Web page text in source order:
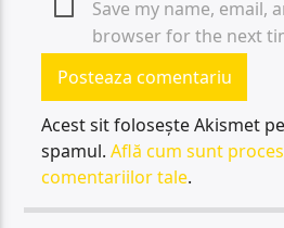
Save my name, email,
browser for the next
Acest sit folosește Akismet
spamul.Află cum sunt
comentariilor tale.